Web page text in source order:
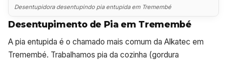
Desentupidora desentupindo pia entupida em Tremembé
Desentupimento de Pia em Tremembé
A pia entupida é o chamado mais comum da Alkatec em
Tremembé. Trabalhamos pia da cozinha (gordura